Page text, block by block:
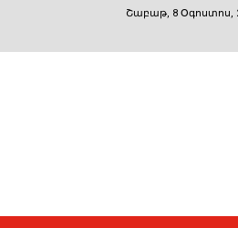
Շաբաթ, 8 Օգոստոս,